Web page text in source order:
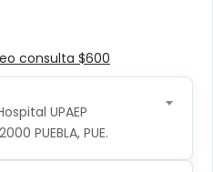
consulta $600
UPAEP
PUEBLA, PUE.